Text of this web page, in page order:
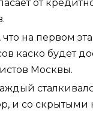
от
на первом
каско будет
Москвы.
и со скрытыми